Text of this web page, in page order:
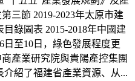
三節 2019-2023年太原市建
錄圖表 2015-2018年中國建
至10日，綠色發展程度更
產業研究院與貴陽產控集團
紹了福建省產業資源、从...